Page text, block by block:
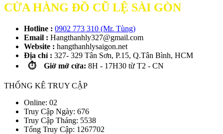
CỬA HÀNG ĐỒ CŨ LỆ SÀI GÒN
Hotline : 0902 773 310 (Mr. Tùng)
Email : Hangthanhly327@gmail.com
Website : hangthanhlysaigon.net
Địa chỉ : 327- 329 Tân Sơn, P.15, Q.Tân Bình, HCM
⏱️ Giờ mở cửa: 8H - 17H30 từ T2 - CN
THỐNG KÊ TRUY CẬP
Online: 02
Truy Cập Ngày: 676
Truy Cập Tháng: 5538
Tổng Truy Cập: 1 267702